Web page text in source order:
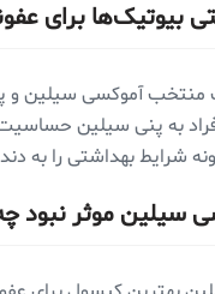
بیوتیک‌ها برای
منتخب آموکسی سیلین و
به پنی سیلین حساسیت
شرایط بهداشتی را به
سیلین موثر نبود